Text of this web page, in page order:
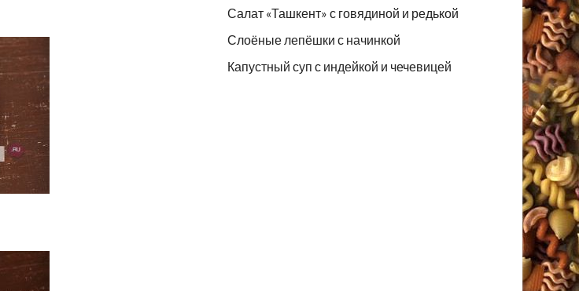
Салат «Ташкент» с говядиной и редькой
Слоёные лепёшки с начинкой
Капустный суп с индейкой и чечевицей